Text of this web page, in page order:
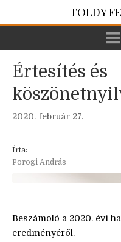
TOLDY
Értesítés és
2020. február 27.
Írta:
Porogi András
Beszámoló a 2020. évi
eredményéről.